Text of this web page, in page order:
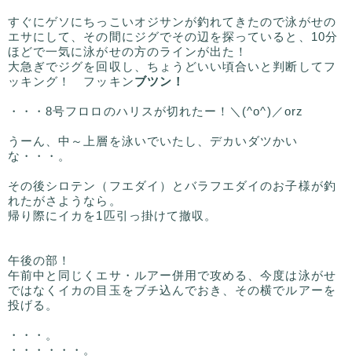
すぐにゲソにちっこいオジサンが釣れてきたので泳がせの
エサにして、その間にジグでその辺を探っていると、10分
ほどで一気に泳がせの方のラインが出た！
大急ぎでジグを回収し、ちょうどいい頃合いと判断してフ
ッキング！ フッキンブツン！
・・・8号フロロのハリスが切れたー！＼(^o^)／orz
うーん、中～上層を泳いでいたし、デカいダツかい
な・・・。
その後シロテン（フエダイ）とバラフエダイのお子様が釣
れたがさようなら。
帰り際にイカを1匹引っ掛けて撤収。
午後の部！
午前中と同じくエサ・ルアー併用で攻める、今度は泳がせ
ではなくイカの目玉をブチ込んでおき、その横でルアーを
投げる。
・・・。
・・・・・・。